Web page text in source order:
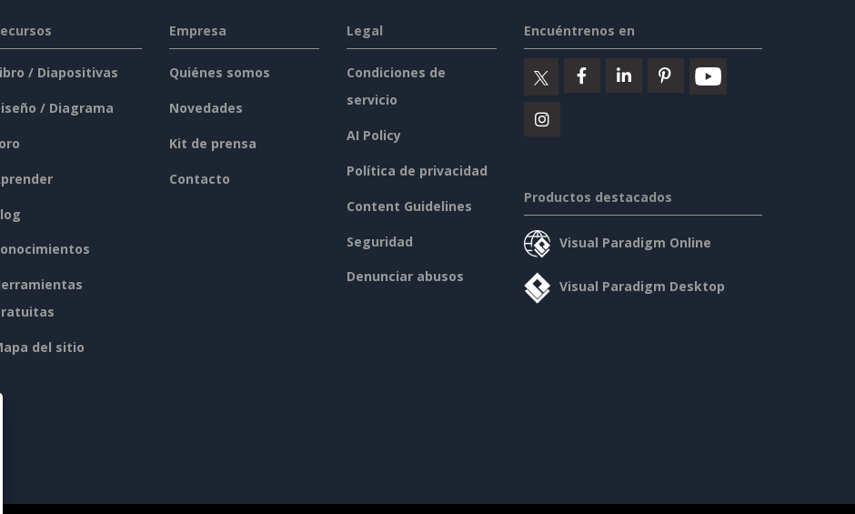
/ Diapositivas
/ Diagrama
del sitio
Empresa
Quiénes somos
Novedades
Kit de prensa
Contacto
Legal
Condiciones de
servicio
AI Policy
Política de privacidad
Content Guidelines
Seguridad
Denunciar abusos
Encuéntrenos en
Productos destacados
Visual Paradigm Online
Visual Paradigm Desktop